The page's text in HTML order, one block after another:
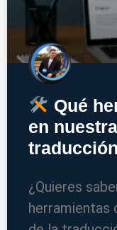
Qué
en
¿Quieres
herramientas